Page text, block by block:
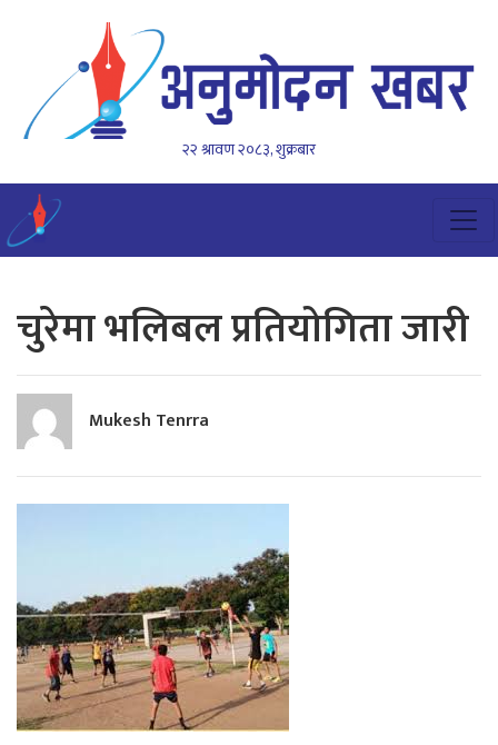
२२ श्रावण २०८३, शुक्रबार
चुरेमा भलिबल प्रतियोगिता जारी
Mukesh Tenrra